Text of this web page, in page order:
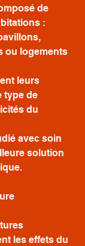
de
:
ou logements
leurs
type de
du
avec soin
solution
les effets du